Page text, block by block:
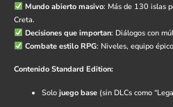
Mundo abierto masivo: Más de 130 islas
Creta.
Decisiones que importan: Diálogos con
Combate estilo RPG: Niveles, equipo
Contenido Standard Edition:
Solo juego base (sin DLCs como